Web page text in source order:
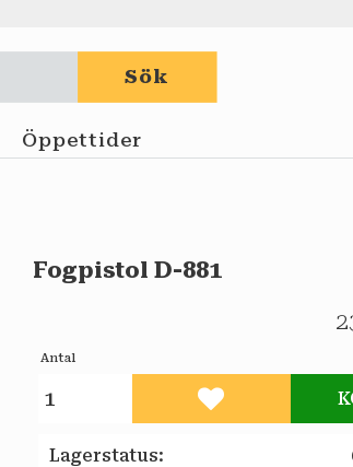
Sök
Öppettider
Fogpistol D-881
Antal
Lägg till i
Lagerstatus